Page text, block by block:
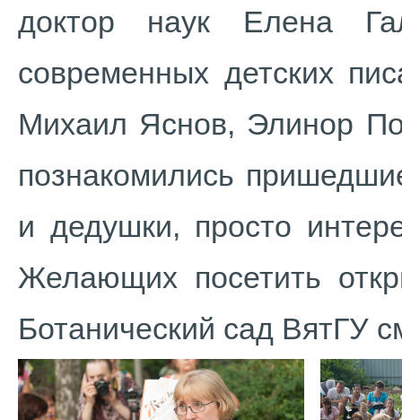
доктор наук Елена
современных детских
Михаил Яснов, Элинор
познакомились
и дедушки, просто
Желающих посетить
Ботанический сад ВятГУ